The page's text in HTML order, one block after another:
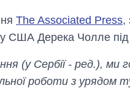
The Associated Press,
США Дерека Чолле під
(у Сербії - ред.), ми
роботи з урядом